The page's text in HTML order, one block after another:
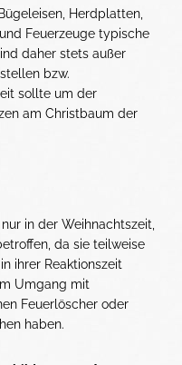
Herdplatten,
Feuerzeuge typische
daher stets außer
bzw.
sollte um der
am Christbaum der
in der Weihnachtszeit,
da sie teilweise
ihrer Reaktionszeit
Umgang mit
Feuerlöscher oder
haben.